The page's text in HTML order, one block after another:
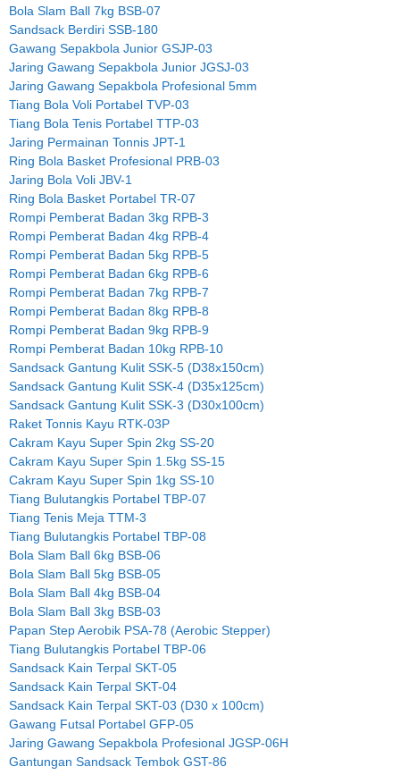
Bola Slam Ball 7kg BSB-07
Sandsack Berdiri SSB-180
Gawang Sepakbola Junior GSJP-03
Jaring Gawang Sepakbola Junior JGSJ-03
Jaring Gawang Sepakbola Profesional 5mm
Tiang Bola Voli Portabel TVP-03
Tiang Bola Tenis Portabel TTP-03
Jaring Permainan Tonnis JPT-1
Ring Bola Basket Profesional PRB-03
Jaring Bola Voli JBV-1
Ring Bola Basket Portabel TR-07
Rompi Pemberat Badan 3kg RPB-3
Rompi Pemberat Badan 4kg RPB-4
Rompi Pemberat Badan 5kg RPB-5
Rompi Pemberat Badan 6kg RPB-6
Rompi Pemberat Badan 7kg RPB-7
Rompi Pemberat Badan 8kg RPB-8
Rompi Pemberat Badan 9kg RPB-9
Rompi Pemberat Badan 10kg RPB-10
Sandsack Gantung Kulit SSK-5 (D38x150cm)
Sandsack Gantung Kulit SSK-4 (D35x125cm)
Sandsack Gantung Kulit SSK-3 (D30x100cm)
Raket Tonnis Kayu RTK-03P
Cakram Kayu Super Spin 2kg SS-20
Cakram Kayu Super Spin 1.5kg SS-15
Cakram Kayu Super Spin 1kg SS-10
Tiang Bulutangkis Portabel TBP-07
Tiang Tenis Meja TTM-3
Tiang Bulutangkis Portabel TBP-08
Bola Slam Ball 6kg BSB-06
Bola Slam Ball 5kg BSB-05
Bola Slam Ball 4kg BSB-04
Bola Slam Ball 3kg BSB-03
Papan Step Aerobik PSA-78 (Aerobic Stepper)
Tiang Bulutangkis Portabel TBP-06
Sandsack Kain Terpal SKT-05
Sandsack Kain Terpal SKT-04
Sandsack Kain Terpal SKT-03 (D30 x 100cm)
Gawang Futsal Portabel GFP-05
Jaring Gawang Sepakbola Profesional JGSP-06H
Gantungan Sandsack Tembok GST-86